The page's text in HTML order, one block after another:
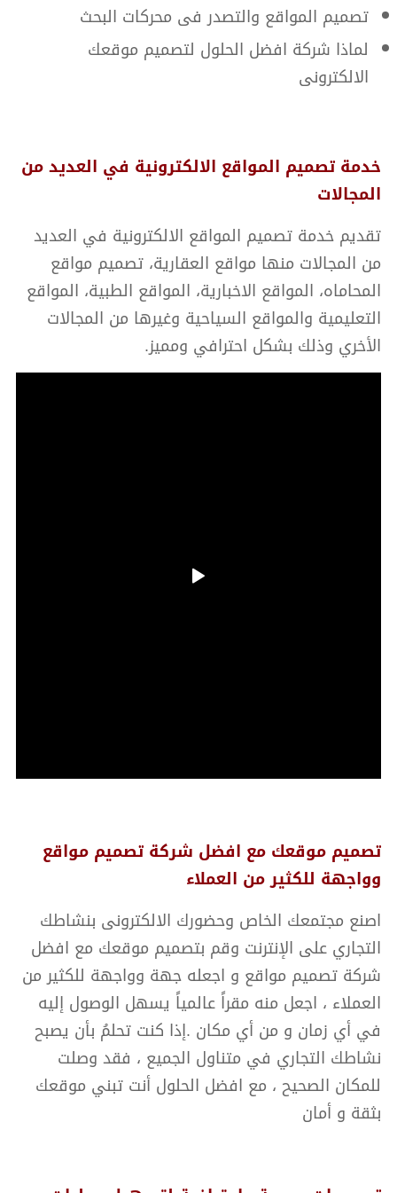
تصميم المواقع والتصدر فى محركات البحث
لماذا شركة افضل الحلول لتصميم موقعك
الالكترونى
خدمة تصميم المواقع الالكترونية في العديد من
المجالات
تقديم خدمة تصميم المواقع الالكترونية في العديد
من المجالات منها مواقع العقارية، تصميم مواقع
المحاماه، المواقع الاخبارية، المواقع الطبية، المواقع
التعليمية والمواقع السياحية وغيرها من المجالات
الأخري وذلك بشكل احترافي ومميز.
تصميم موقعك مع افضل شركة تصميم مواقع
وواجهة للكثير من العملاء
اصنع مجتمعك الخاص وحضورك الالكترونى بنشاطك
التجاري على الإنترنت وقم بتصميم موقعك مع افضل
شركة تصميم مواقع و اجعله جهة وواجهة للكثير من
العملاء ، اجعل منه مقراً عالمياً يسهل الوصول إليه
في أي زمان و من أي مكان .إذا كنت تحلمُ بأن يصبح
نشاطك التجاري في متناول الجميع ، فقد وصلت
للمكان الصحيح ، مع افضل الحلول أنت تبني موقعك
بثقة و أمان